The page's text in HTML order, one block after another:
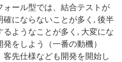
ォール型では、結合テストが
にならないことが多く, 後半
ようなことが多く, 大変にな
をしよう（一番の動機）
先仕様なども開発を開始し